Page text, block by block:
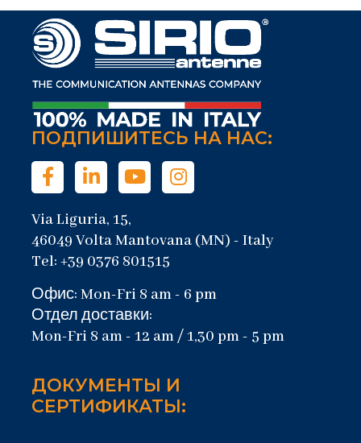
ПОДПИШИТЕСЬ НА НАС:
Via Liguria, 15,
46049 Volta Mantovana (MN) - Italy
Tel: +39 0376 801515
Офис: Mon-Fri 8 am - 6 pm
Отдел доставки:
Mon-Fri 8 am - 12 am / 1,30 pm - 5 pm
ДОКУМЕНТЫ И
СЕРТИФИКАТЫ: